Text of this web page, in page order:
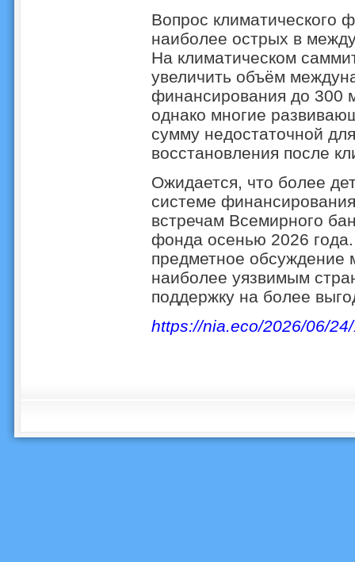
Вопрос климатического
наиболее острых в
На климатическом
увеличить объём
финансирования до 300
однако многие
сумму недостаточной
восстановления после
Ожидается, что более
системе
встречам Всемирного
фонда осенью 2026
предметное обсуждение
наиболее уязвимым
поддержку на более
https://nia.eco/2026/06/